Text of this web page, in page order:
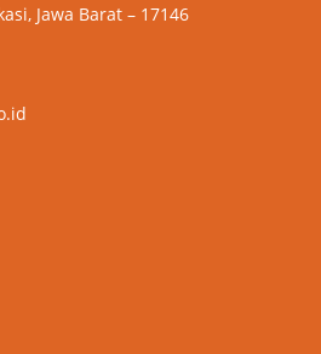
Jawa Barat – 17146